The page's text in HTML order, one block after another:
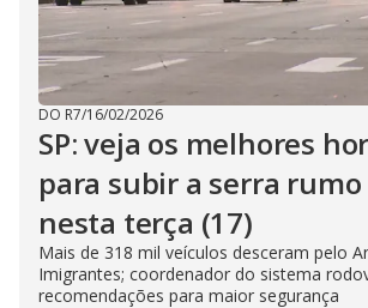
DO R7/16/02/2026
SP: veja os melhores
para subir a serra
nesta terça (17)
Mais de 318 mil veículos desceram pelo
Imigrantes; coordenador do sistema
recomendações para maior segurança